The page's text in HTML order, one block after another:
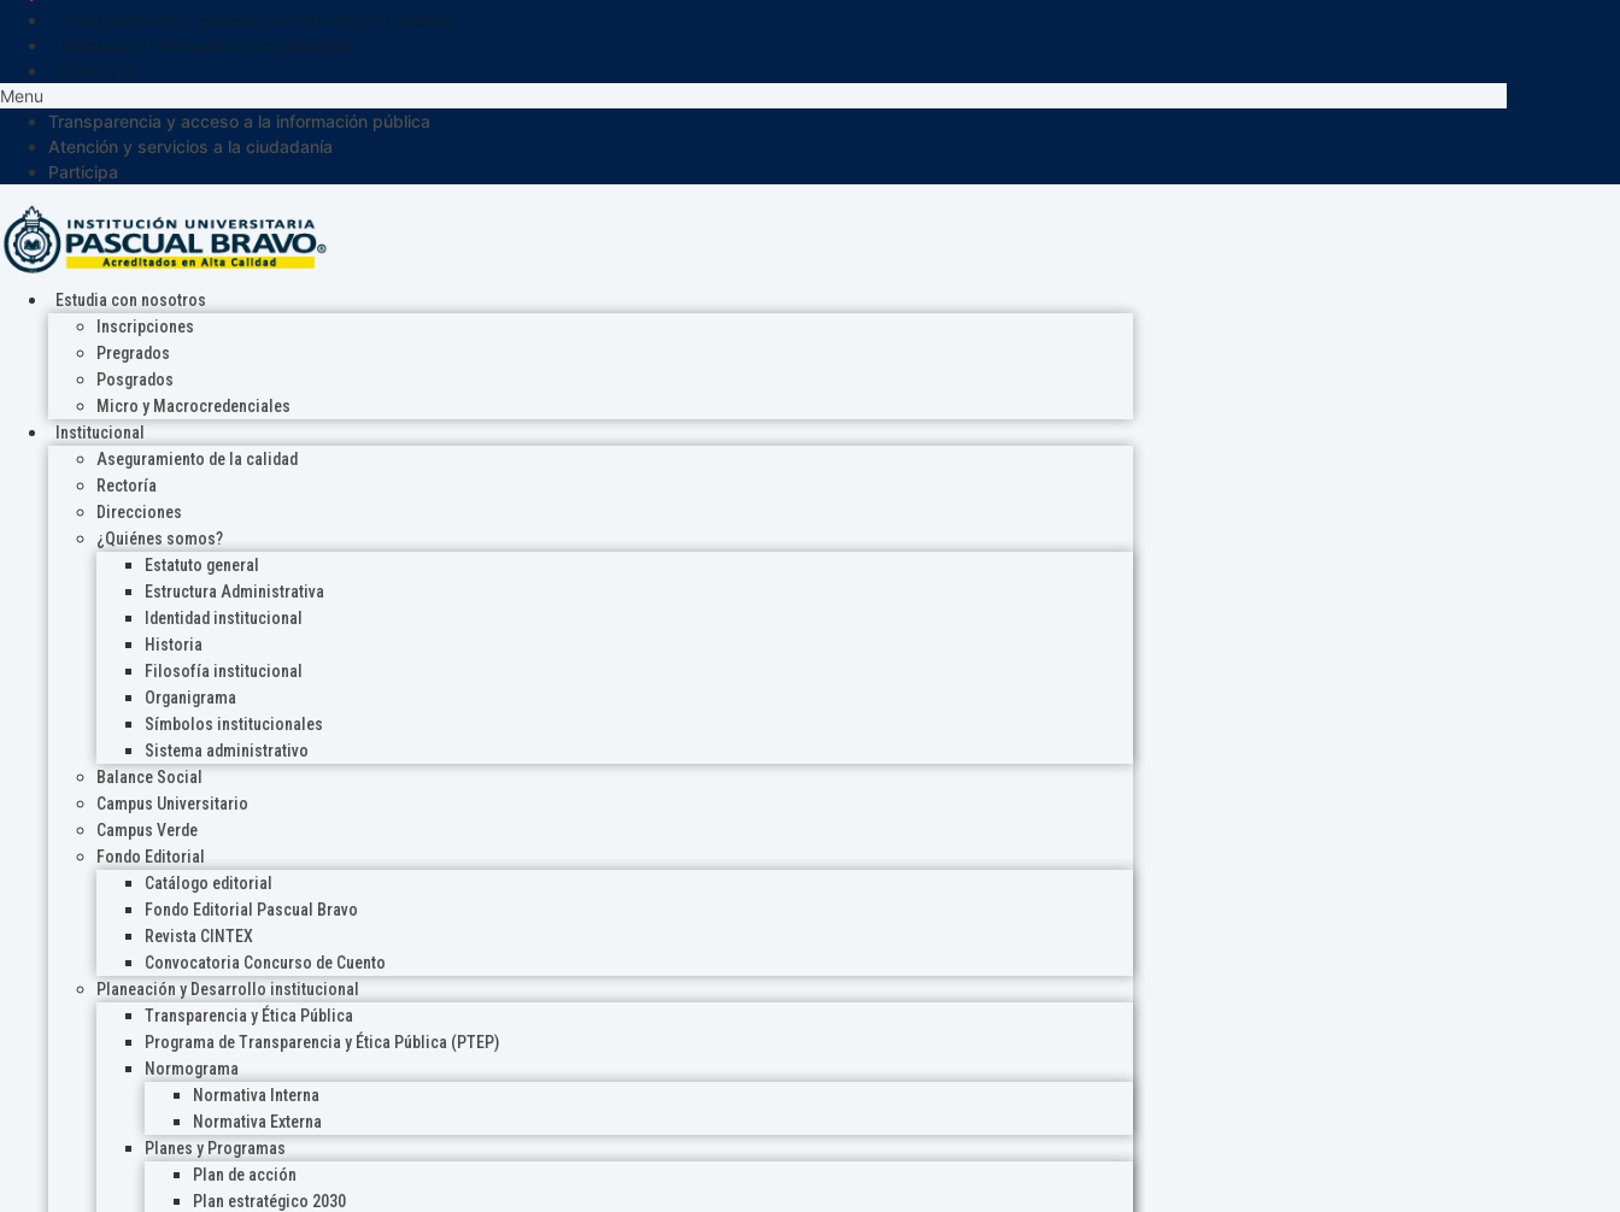
Menu
Transparencia y acceso a la información pública
Atención y servicios a la ciudadanía
Participa
Estudia con nosotros
Inscripciones
Pregrados
Posgrados
Micro y Macrocredenciales
Institucional
Aseguramiento de la calidad
Rectoría
Direcciones
¿Quiénes somos?
Estatuto general
Estructura Administrativa
Identidad institucional
Historia
Filosofía institucional
Organigrama
Símbolos institucionales
Sistema administrativo
Balance Social
Campus Universitario
Campus Verde
Fondo Editorial
Catálogo editorial
Fondo Editorial Pascual Bravo
Revista CINTEX
Convocatoria Concurso de Cuento
Planeación y Desarrollo institucional
Transparencia y Ética Pública
Programa de Transparencia y Ética Pública (PTEP)
Normograma
Normativa Interna
Normativa Externa
Planes y Programas
Plan de acción
Plan estratégico 2030